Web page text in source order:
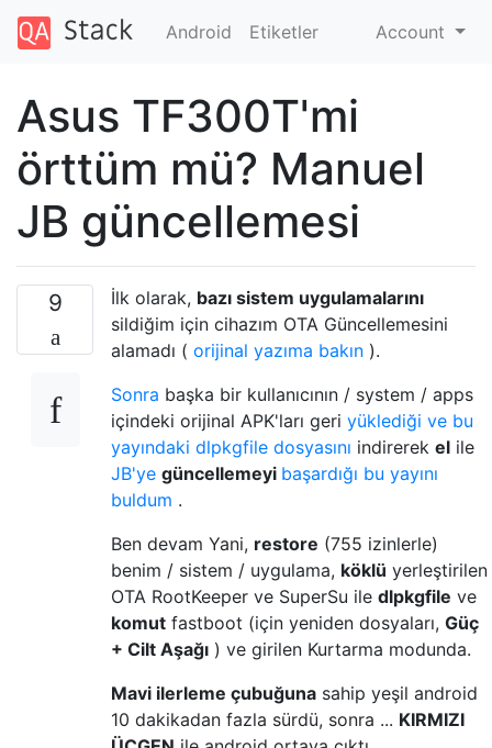
Android Etiketler Account
Asus TF300T'mi
örttüm mü? Manuel
JB güncellemesi
9 İlk olarak, bazı sistem uygulamalarını
sildiğim için cihazım OTA Güncellemesini
alamadı ( orijinal yazıma bakın ).
Sonra başka bir kullanıcının / system / apps
içindeki orijinal APK'ları geri yüklediği ve bu
yayındaki dlpkgfile dosyasını indirerek el ile
JB'ye güncellemeyi başardığı bu yayını
buldum .
Ben devam Yani, restore (755 izinlerle)
benim / sistem / uygulama, köklü yerleştirilen
OTA RootKeeper ve SuperSu ile dlpkgfile ve
komut fastboot (için yeniden dosyaları, Güç
+ Cilt Aşağı ) ve girilen Kurtarma modunda.
Mavi ilerleme çubuğuna sahip yeşil android
10 dakikadan fazla sürdü, sonra ... KIRMIZI